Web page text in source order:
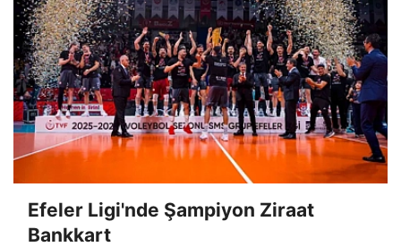
Efeler Ligi'nde Şampiyon Ziraat
Bankkart